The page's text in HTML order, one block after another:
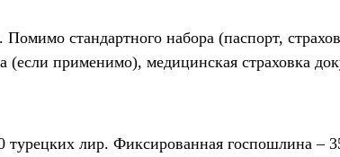
стандартного набора (паспорт,
(если применимо), медицинская страховка
лир. Фиксированная госпошлина –